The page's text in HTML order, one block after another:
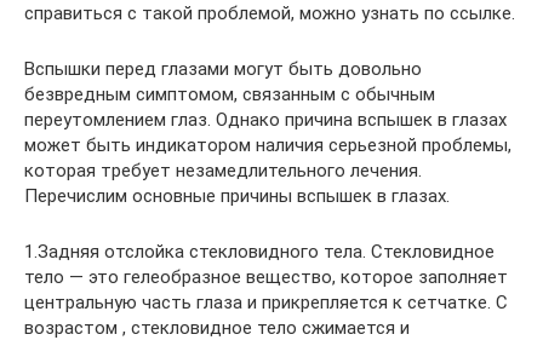
справиться с такой проблемой, можно узнать по ссылке.
Вспышки перед глазами могут быть довольно
безвредным симптомом, связанным с обычным
переутомлением глаз. Однако причина вспышек в глазах
может быть индикатором наличия серьезной проблемы,
которая требует незамедлительного лечения.
Перечислим основные причины вспышек в глазах.
1.Задняя отслойка стекловидного тела. Стекловидное
тело — это гелеобразное вещество, которое заполняет
центральную часть глаза и прикрепляется к сетчатке. С
возрастом , стекловидное тело сжимается и